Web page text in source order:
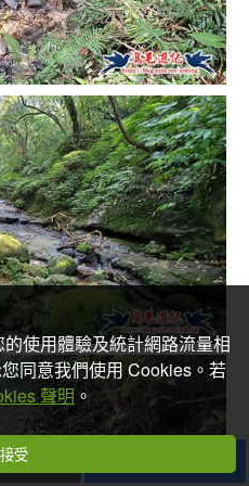
一篇
使用體驗及統計網路流量相
同意我們使用 Cookies。若
聲明 。
受